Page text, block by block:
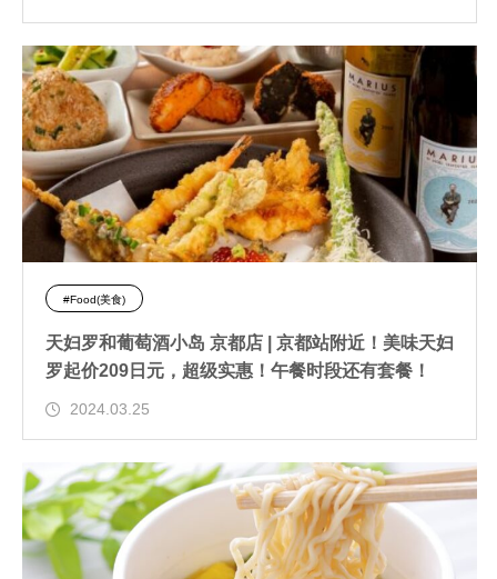
#Food(美食)
天妇罗和葡萄酒小岛 京都店 | 京都站附近！美味天妇
罗起价209日元，超级实惠！午餐时段还有套餐！
2024.03.25